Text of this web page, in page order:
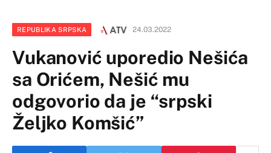
REPUBLIKA SRPSKA 24.03.2022
Vukanović uporedio Nešića
sa Orićem, Nešić mu
odgovorio da je “srpski
Željko Komšić”